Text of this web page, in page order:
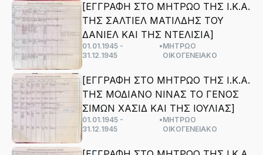
[ΕΓΓΡΑΦΗ ΣΤΟ ΜΗΤΡΩΟ ΤΗΣ Ι.Κ.Α.
ΤΗΣ ΣΑΛΤΙΕΛ ΜΑΤΙΛΔΗΣ ΤΟΥ
ΔΑΝΙΕΛ ΚΑΙ ΤΗΣ ΝΤΕΛΙΣΙΑ]
01.01.1945 -
31.12.1945
•ΜΗΤΡΩΟ
ΟΙΚΟΓΕΝΕΙΑΚΟ
[ΕΓΓΡΑΦΗ ΣΤΟ ΜΗΤΡΩΟ ΤΗΣ Ι.Κ.Α.
ΤΗΣ ΜΟΔΙΑΝΟ ΝΙΝΑΣ ΤΟ ΓΕΝΟΣ
ΣΙΜΩΝ ΧΑΣΙΔ ΚΑΙ ΤΗΣ ΙΟΥΛΙΑΣ]
01.01.1945 -
31.12.1945
•ΜΗΤΡΩΟ
ΟΙΚΟΓΕΝΕΙΑΚΟ